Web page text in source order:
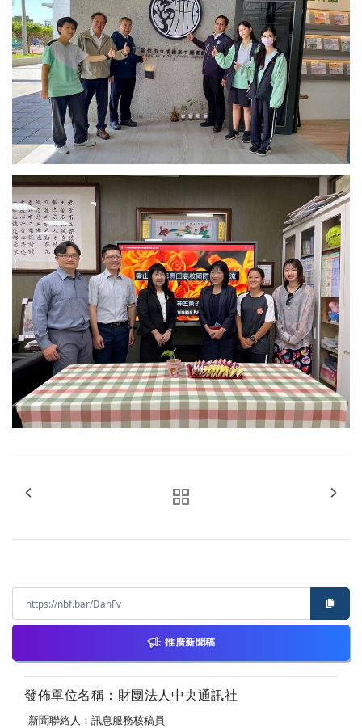
推廣新聞稿
發佈單位名稱：財團法人中央通訊社
新聞聯絡人：訊息服務核稿員